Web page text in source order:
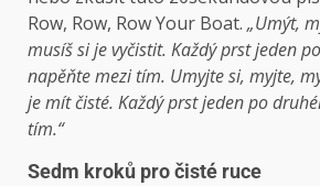
Row, Row, Row Your Boat. „Umýt,
musíš si je vyčistit. Každý prst jeden
napěňte mezi tím. Umyjte si, myjte,
je mít čisté. Každý prst jeden po
tím.“
Sedm kroků pro čisté ruce